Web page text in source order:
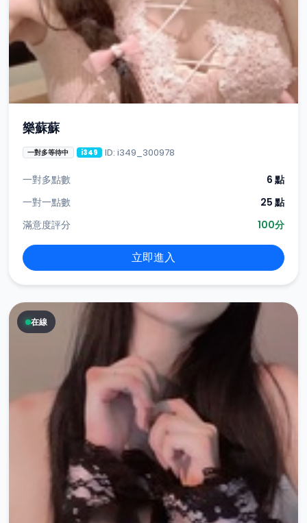
樂蘇蘇
一對多等待中 i349 ID: i349_300978
一對多點數
6 點
一對一點數
25 點
滿意度評分
100分
立即進入
在線